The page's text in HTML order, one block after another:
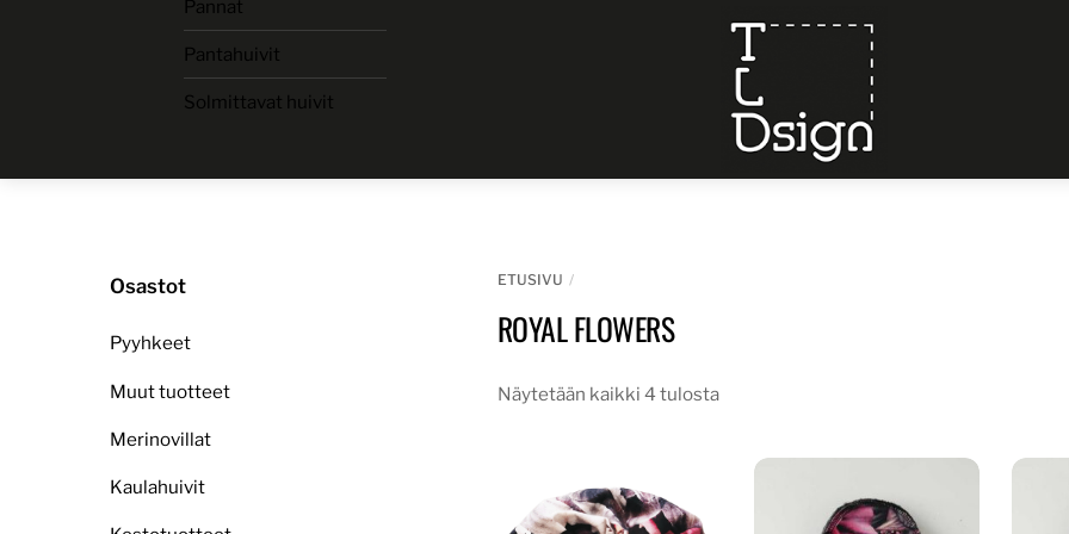
Pannat
Pantahuivit
Solmittavat huivit
ETUSIVU
ROYAL FLOWERS
Näytetään kaikki 4 tulosta
Osastot
Pyyhkeet
Muut tuotteet
Merinovillat
Kaulahuivit